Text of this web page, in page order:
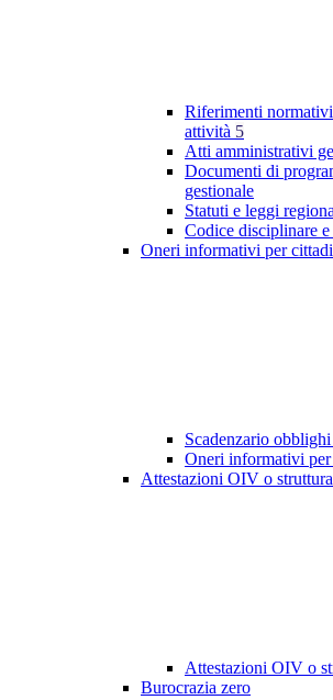
Riferimenti
attività 5
Atti amministrativi
Documenti di
gestionale
Statuti e leggi
Codice disciplinare
Oneri informativi per
Scadenzario
Oneri informativi
Attestazioni OIV o
Attestazioni OIV o
Burocrazia zero